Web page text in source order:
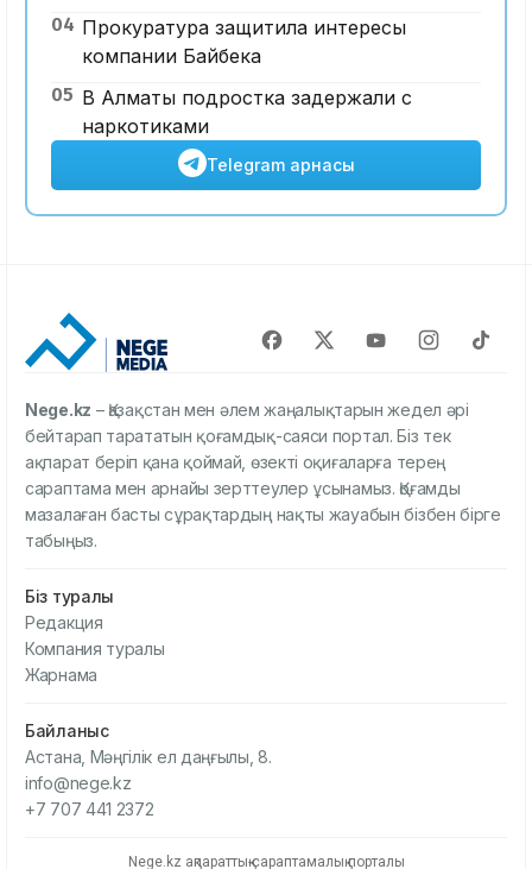
04 Прокуратура защитила интересы
компании Байбека
05 В Алматы подростка задержали с
наркотиками
Telegram арнасы
Nege.kz – Қазақстан мен әлем жаңалықтарын жедел әрі
бейтарап тарататын қоғамдық-саяси портал. Біз тек
ақпарат беріп қана қоймай, өзекті оқиғаларға терең
сараптама мен арнайы зерттеулер ұсынамыз. Қоғамды
мазалаған басты сұрақтардың нақты жауабын бізбен бірге
табыңыз.
Біз туралы
Редакция
Компания туралы
Жарнама
Байланыс
Астана, Мәңгілік ел даңғылы, 8.
info@nege.kz
+7 707 441 2372
Nege.kz ақпараттық-сараптамалық порталы